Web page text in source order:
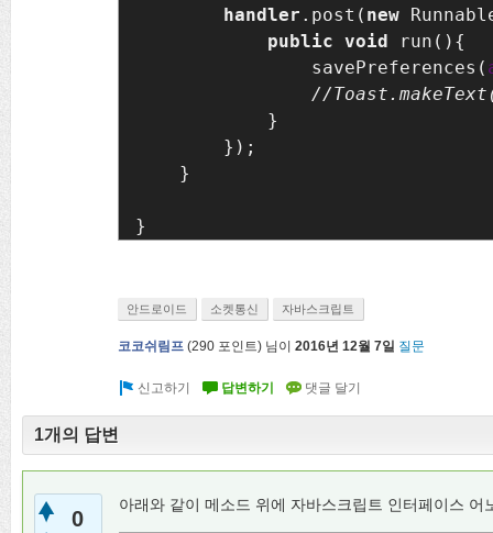
handler .post( new
public void
run(){
                savePreferences(
}
        });
    }
}
안드로이드 소켓통신 자바스크립트
코코쉬림프 (290 포인트) 님이 2016년 12월 7일 질문
1개의 답변
0
아래와 같이 메소드 위에 자바스크립트 인터페이스